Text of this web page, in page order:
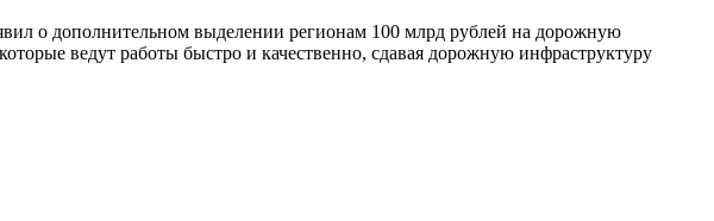
о дополнительном выделении регионам 100 млрд рублей на дорожную
ведут работы быстро и качественно, сдавая дорожную инфраструктуру